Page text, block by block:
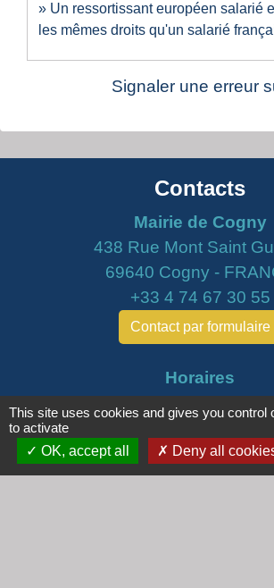
Un ressortissant européen salarié
les mêmes droits qu'un salarié
Signaler une erreur
Contacts
Mairie de Cogny
438 Rue Mont Saint
69640 Cogny -
+33 4 74 67 30 55
Contact par formulaire
Horaires
Lundi : 16h30 - 18h30
Mercredi : 9h00 -
Vendredi : 16h00 -
This site uses cookies and gives you control
to activate
OK, accept all
Deny all